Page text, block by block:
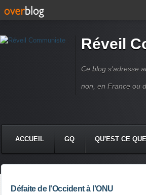
Réveil
Ce blog s'adresse
non, en France ou
ACCUEIL GQ QU'EST CE
Défaite de l'Occident à l'ONU